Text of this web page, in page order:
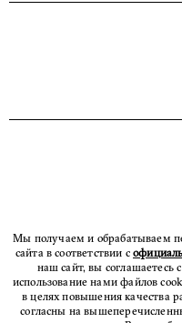
Мы получаем и обрабатываем
сайта в соответствии с
наш сайт, вы соглашаетесь
использование нами файлов
в целях повышения качества
согласны на